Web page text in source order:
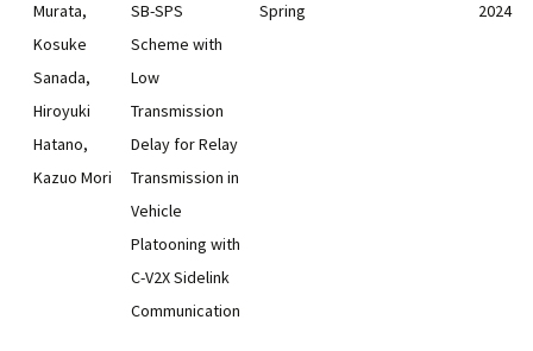
Murata,
Kosuke
Sanada,
Hiroyuki
Hatano,
Kazuo Mori
SB-SPS
Scheme with
Low
Transmission
Delay for Relay
Transmission in
Vehicle
Platooning with
C-V2X Sidelink
Communication
Spring
2024